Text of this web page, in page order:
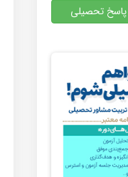
تحصیلی